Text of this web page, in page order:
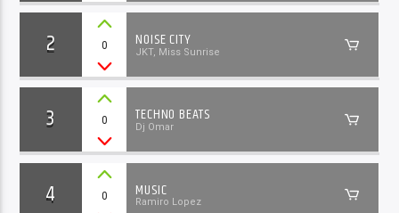
2 0 NOISE CITY
JKT, Miss Sunrise
3 0 TECHNO BEATS
Dj Omar
4 0 MUSIC
Ramiro Lopez